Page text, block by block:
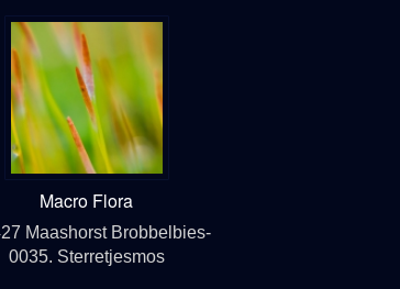
Macro Flora
Maashorst Brobbelbies-
0035. Sterretjesmos